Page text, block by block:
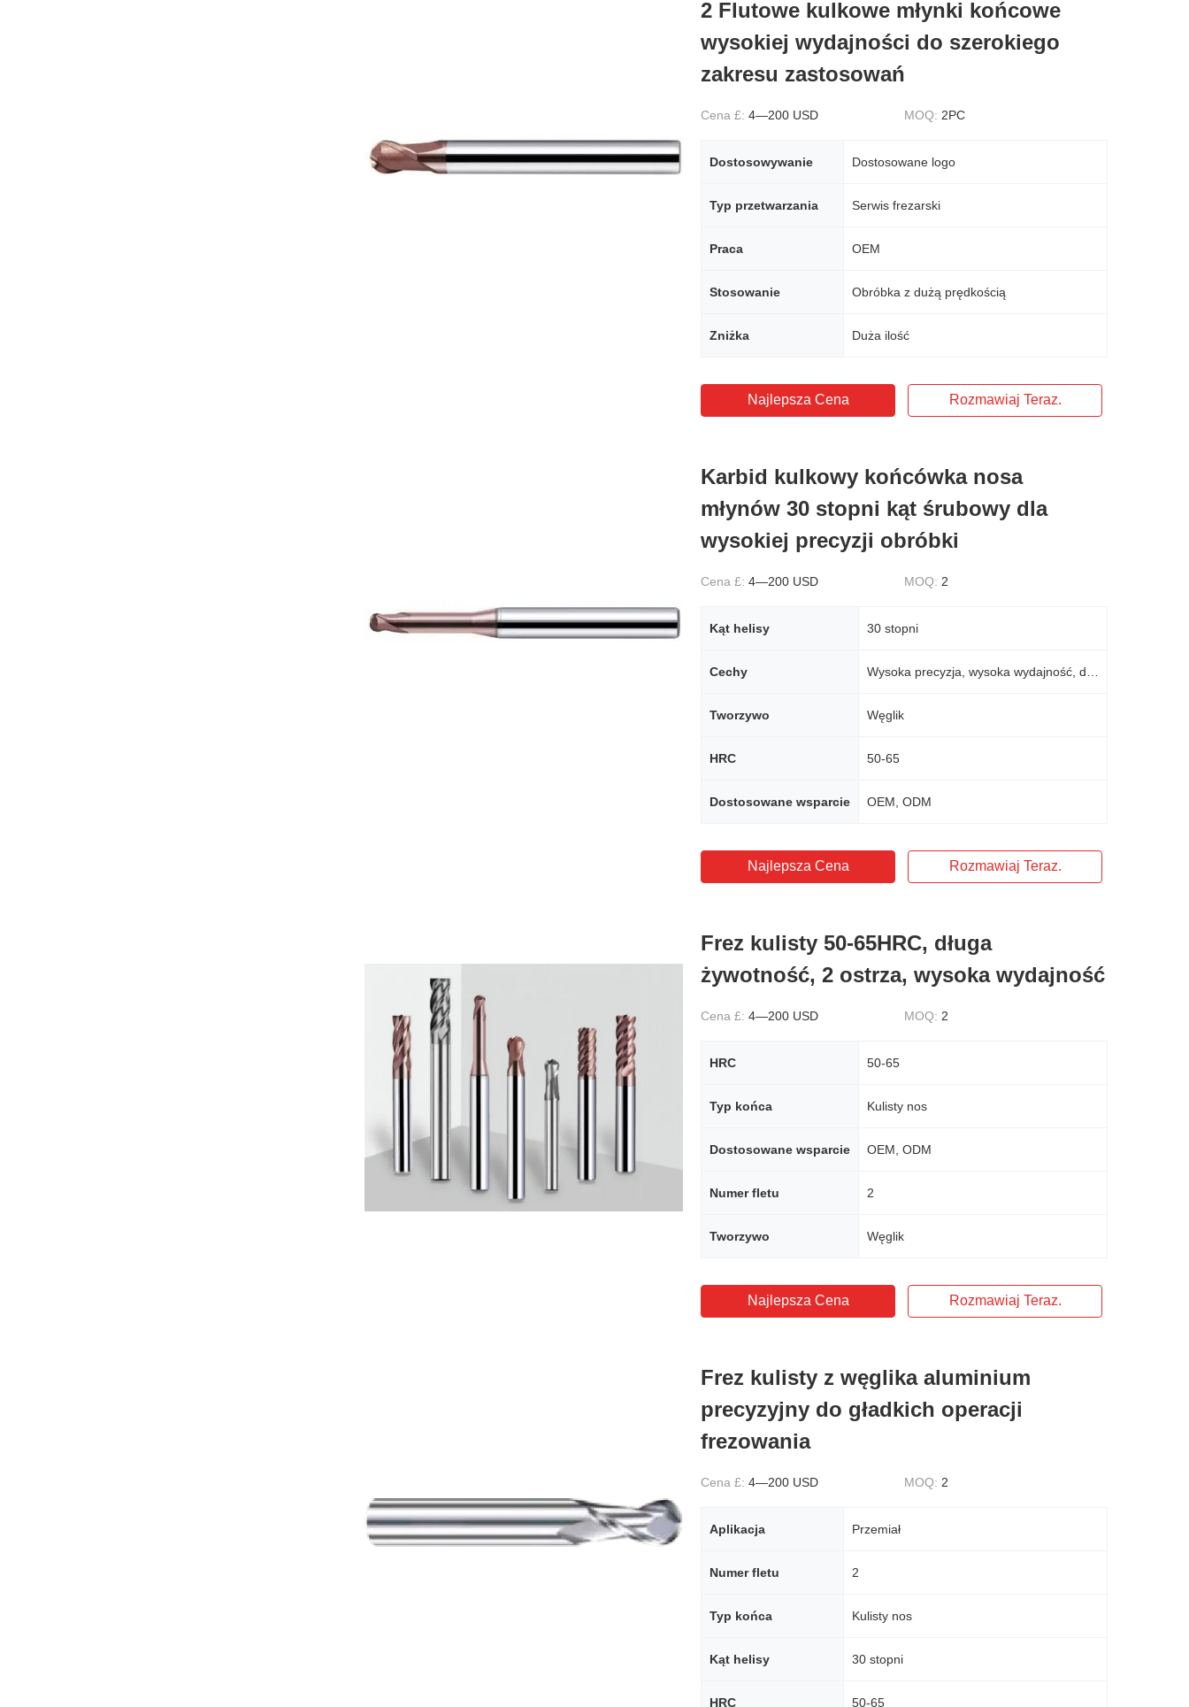
2 Flutowe kulkowe młynki końcowe
wysokiej wydajności do szerokiego
zakresu zastosowań
Cena £: 4—200 USD MOQ: 2PC
Dostosowywanie Dostosowane logo
Typ przetwarzania Serwis frezarski
Praca OEM
Stosowanie Obróbka z dużą prędkością
Zniżka Duża ilość
Najlepsza Cena Rozmawiaj Teraz.
Karbid kulkowy końcówka nosa
młynów 30 stopni kąt śrubowy dla
wysokiej precyzji obróbki
Cena £: 4—200 USD MOQ: 2
Kąt helisy 30 stopni
Cechy
Tworzywo Węglik
HRC 50-65
Dostosowane wsparcie OEM, ODM
Najlepsza Cena Rozmawiaj Teraz.
Frez kulisty 50-65HRC, długa
żywotność, 2 ostrza, wysoka wydajność
Cena £: 4—200 USD MOQ: 2
HRC 50-65
Typ końca Kulisty nos
Dostosowane wsparcie OEM, ODM
Numer fletu 2
Tworzywo Węglik
Najlepsza Cena Rozmawiaj Teraz.
Frez kulisty z węglika aluminium
precyzyjny do gładkich operacji
frezowania
Cena £: 4—200 USD MOQ: 2
Aplikacja Przemiał
Numer fletu 2
Typ końca Kulisty nos
Kąt helisy 30 stopni
HRC 50-65